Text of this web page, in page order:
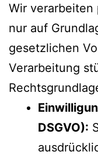
Wir verarbeiten
nur auf
gesetzlichen
Verarbeitung
DSGVO):